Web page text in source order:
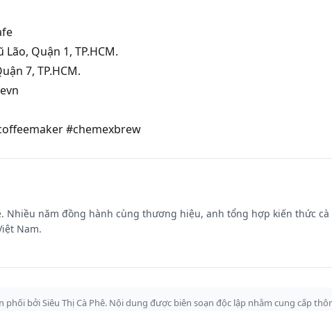
Quận 1, TP.HCM.
7, TP.HCM.
#chemexbrew
Nhiều năm đồng hành cùng thương hiệu, anh tổng hợp kiến thức cà
Nam.
bởi Siêu Thị Cà Phê. Nội dung được biên soạn độc lập nhằm cung cấp